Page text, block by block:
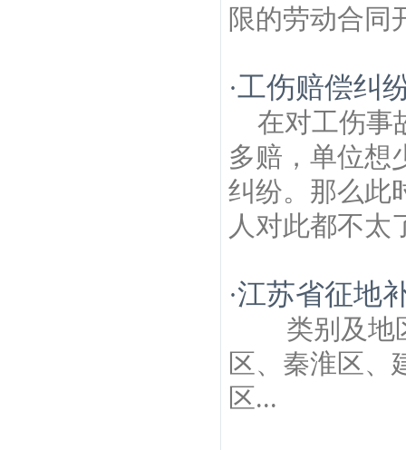
限的劳动合同
·工伤赔偿纠
在对工伤事
多赔，单位想
纠纷。那么此
人对此都不太
·江苏省征地
类别及地
区、秦淮区、
区...